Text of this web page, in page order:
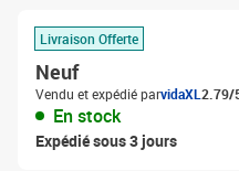
Livraison Offerte
Neuf
Vendu et expédié parvidaXL 2.79/
En stock
Expédié sous 3 jours